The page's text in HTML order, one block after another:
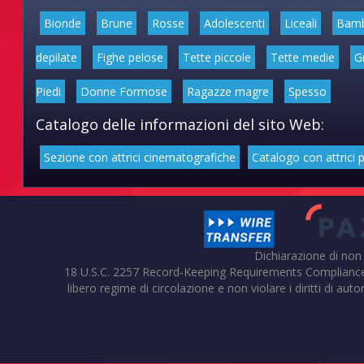
Bionde Brune Rosse Adolescenti Liceali
depilate Fighe pelose Tette piccole Tette medie
Piedi Donne Formose Ragazze magre Spesso
Catalogo delle informazioni del sito Web:
Sezione con attrici cinematografiche Catalogo con attrici
Dichiarazione di
18 U.S.C. 2257 Record-Keeping Requirements
libero regime di circolazione e non violare i diritti di